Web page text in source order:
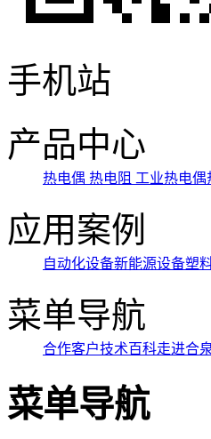
手机站
产品中心
热电偶 热电阻 工业热电偶
应用案例
自动化设备新能源设备塑
菜单导航
合作客户技术百科走进合泉
菜单导航